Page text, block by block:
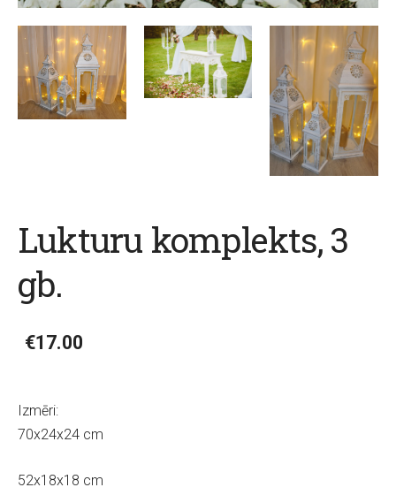
Lukturu komplekts, 3
gb.
€17.00
Izmēri:
70x24x24 cm
52x18x18 cm